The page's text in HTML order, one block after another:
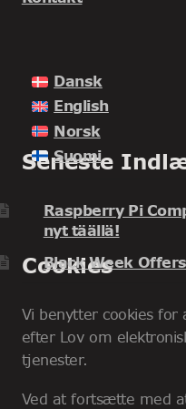
Dansk
English
Norsk
Suomi
Seneste
Raspberry Pi
nyt täällä!
Black Week
Cookies
Vi benytter cookies for
efter Lov om
tjenester.
Ved at fortsætte med